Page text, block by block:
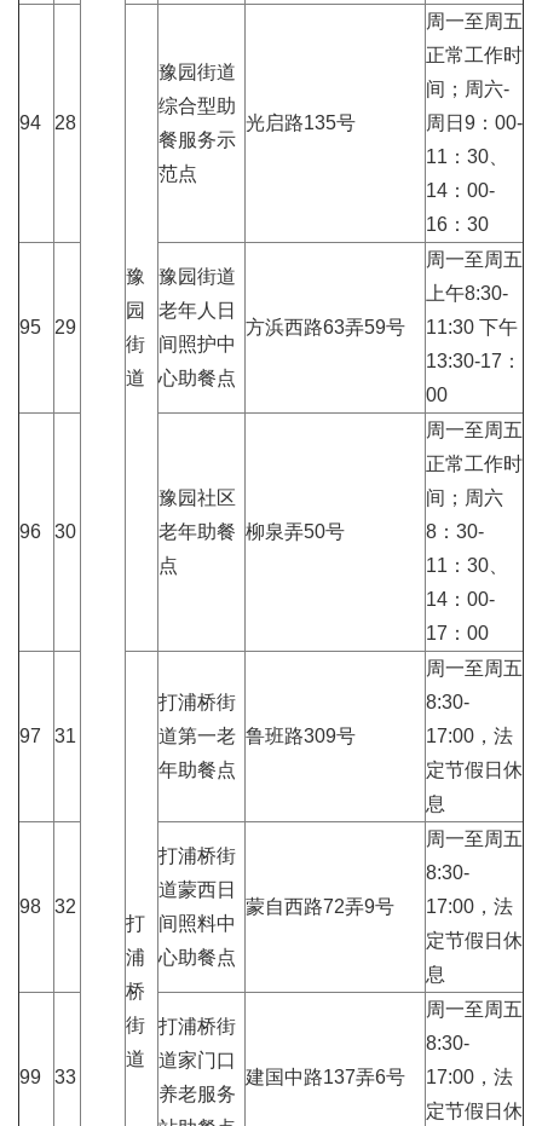
94 28
豫
园
街
道
豫园街道
综合型助
餐服务示
范点
光启路135号
周一至周五
正常工作时
间；周六-
周日9：00-
11：30、
14：00-
16：30
95 29
豫园街道
老年人日
间照护中
心助餐点
方浜西路63弄59号
周一至周五
上午8:30-
11:30 下午
13:30-17：
00
96 30
豫园社区
老年助餐
点
柳泉弄50号
周一至周五
正常工作时
间；周六
8：30-
11：30、
14：00-
17：00
97 31
打
浦
桥
街
道
打浦桥街
道第一老
年助餐点
鲁班路309号
周一至周五
8:30-
17:00，法
定节假日休
息
98 32
打浦桥街
道蒙西日
间照料中
心助餐点
蒙自西路72弄9号
周一至周五
8:30-
17:00，法
定节假日休
息
99 33
打浦桥街
道家门口
养老服务
建国中路137弄6号
周一至周五
8:30-
17:00，法
定节假日休